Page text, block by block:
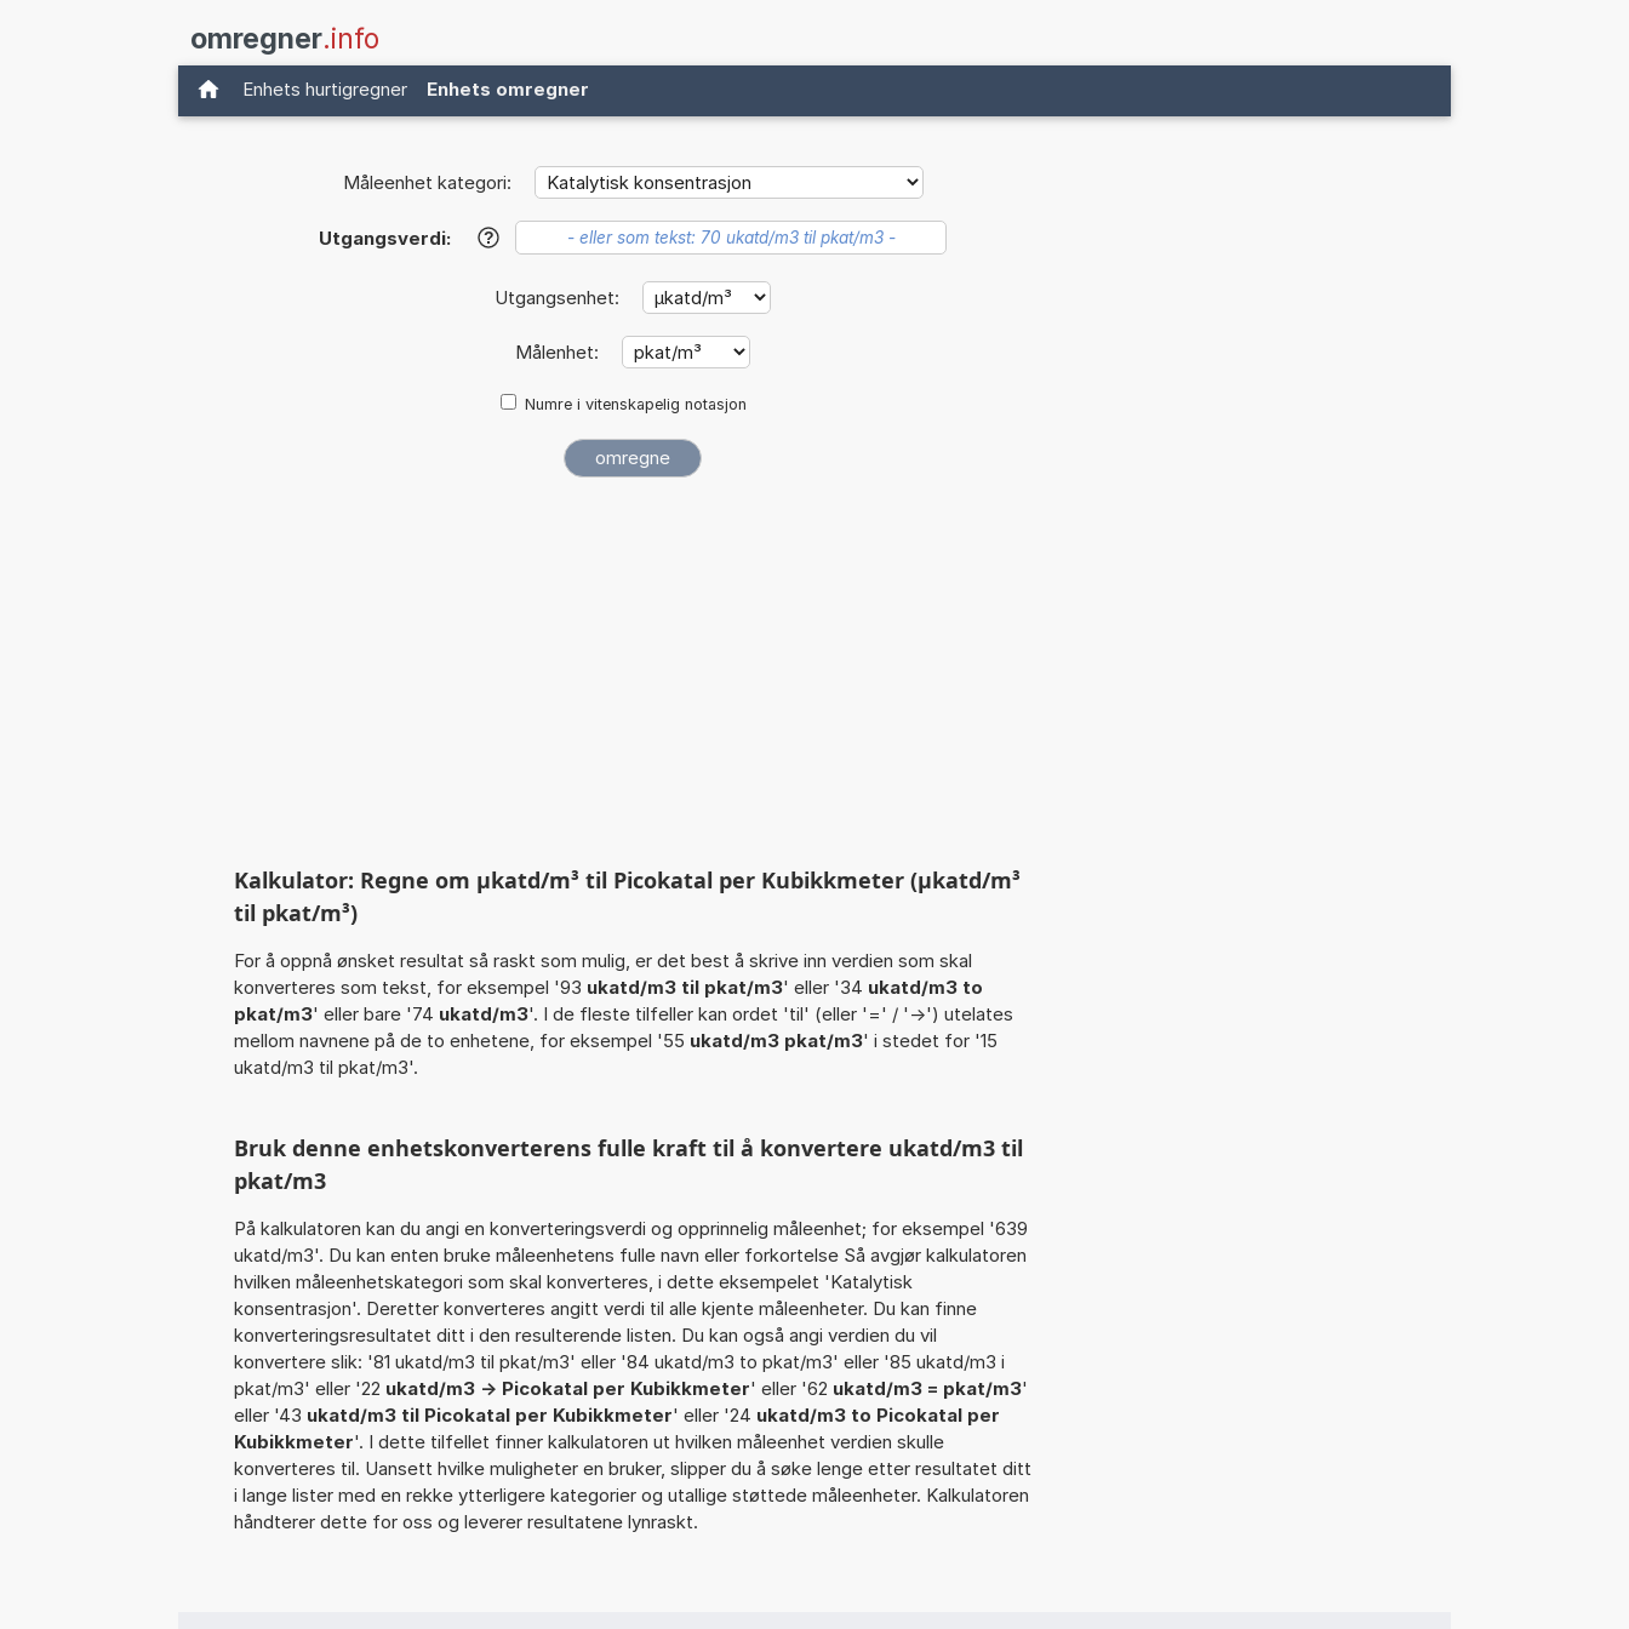
omregner.info
Enhets hurtigregner Enhets omregner
Måleenhet kategori:
Utgangsverdi: ?
Utgangsenhet:
Målenhet:
Numre i vitenskapelig notasjon
Kalkulator: Regne om µkatd/m³ til Picokatal per Kubikkmeter (µkatd/m³
til pkat/m³)
For å oppnå ønsket resultat så raskt som mulig, er det best å skrive inn verdien som skal
konverteres som tekst, for eksempel '93 ukatd/m3 til pkat/m3' eller '34 ukatd/m3 to
pkat/m3' eller bare '74 ukatd/m3'. I de fleste tilfeller kan ordet 'til' (eller '=' / '->') utelates
mellom navnene på de to enhetene, for eksempel '55 ukatd/m3 pkat/m3' i stedet for '15
ukatd/m3 til pkat/m3'.
Bruk denne enhetskonverterens fulle kraft til å konvertere ukatd/m3 til
pkat/m3
På kalkulatoren kan du angi en konverteringsverdi og opprinnelig måleenhet; for eksempel '639
ukatd/m3'. Du kan enten bruke måleenhetens fulle navn eller forkortelse Så avgjør kalkulatoren
hvilken måleenhetskategori som skal konverteres, i dette eksempelet 'Katalytisk
konsentrasjon'. Deretter konverteres angitt verdi til alle kjente måleenheter. Du kan finne
konverteringsresultatet ditt i den resulterende listen. Du kan også angi verdien du vil
konvertere slik: '81 ukatd/m3 til pkat/m3' eller '84 ukatd/m3 to pkat/m3' eller '85 ukatd/m3 i
pkat/m3' eller '22 ukatd/m3 -> Picokatal per Kubikkmeter' eller '62 ukatd/m3 = pkat/m3'
eller '43 ukatd/m3 til Picokatal per Kubikkmeter' eller '24 ukatd/m3 to Picokatal per
Kubikkmeter'. I dette tilfellet finner kalkulatoren ut hvilken måleenhet verdien skulle
konverteres til. Uansett hvilke muligheter en bruker, slipper du å søke lenge etter resultatet ditt
i lange lister med en rekke ytterligere kategorier og utallige støttede måleenheter. Kalkulatoren
håndterer dette for oss og leverer resultatene lynraskt.